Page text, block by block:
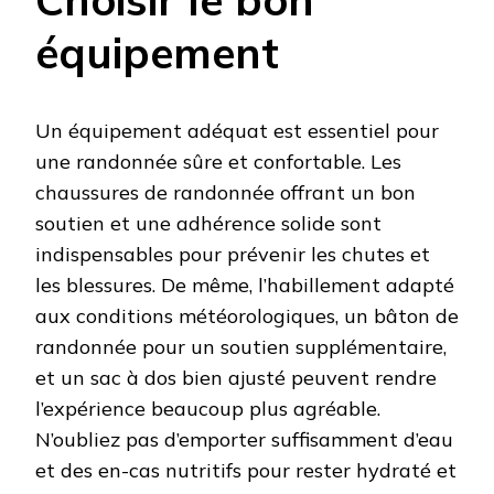
équipement
Un équipement adéquat est essentiel pour
une randonnée sûre et confortable. Les
chaussures de randonnée offrant un bon
soutien et une adhérence solide sont
indispensables pour prévenir les chutes et
les blessures. De même, l’habillement adapté
aux conditions météorologiques, un bâton de
randonnée pour un soutien supplémentaire,
et un sac à dos bien ajusté peuvent rendre
l’expérience beaucoup plus agréable.
N’oubliez pas d’emporter suffisamment d’eau
et des en-cas nutritifs pour rester hydraté et